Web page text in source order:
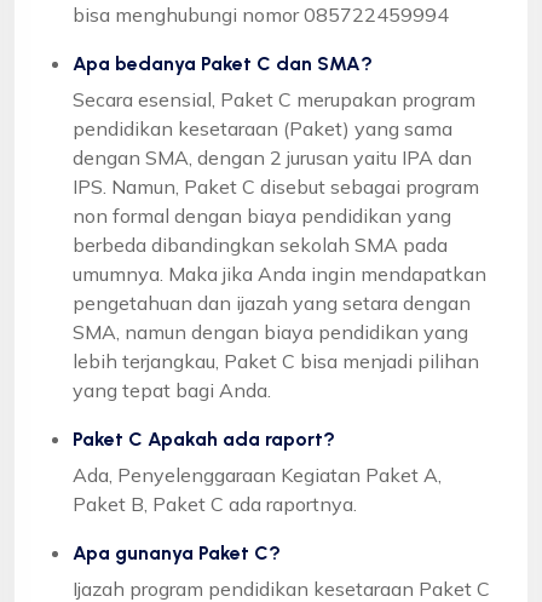
bisa menghubungi nomor 085722459994
Apa bedanya Paket C dan SMA?
Secara esensial, Paket C merupakan program
pendidikan kesetaraan (Paket) yang sama
dengan SMA, dengan 2 jurusan yaitu IPA dan
IPS. Namun, Paket C disebut sebagai program
non formal dengan biaya pendidikan yang
berbeda dibandingkan sekolah SMA pada
umumnya. Maka jika Anda ingin mendapatkan
pengetahuan dan ijazah yang setara dengan
SMA, namun dengan biaya pendidikan yang
lebih terjangkau, Paket C bisa menjadi pilihan
yang tepat bagi Anda.
Paket C Apakah ada raport?
Ada, Penyelenggaraan Kegiatan Paket A,
Paket B, Paket C ada raportnya.
Apa gunanya Paket C?
Ijazah program pendidikan kesetaraan Paket C